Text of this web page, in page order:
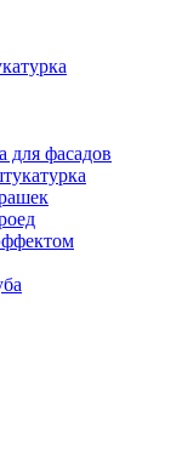
для фасадов